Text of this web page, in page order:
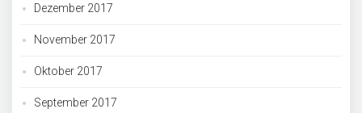
Dezember 2017
November 2017
Oktober 2017
September 2017